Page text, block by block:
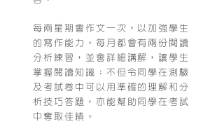
每兩星期會作文一次，以加強學生
的寫作能力。每月都會有兩份閱讀
分析練習，並會詳細講解，讓學生
掌握閱讀知識；不但令同學在測驗
及考試卷中可以用準確的理解和分
析技巧答題，亦能幫助同學在考試
中奪取佳績。